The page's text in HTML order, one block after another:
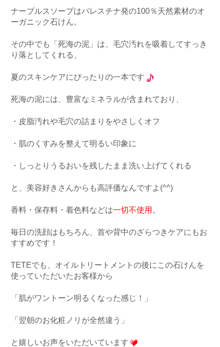
ナーブルスソープはパレスチナ発の100％天然素材のオ
ーガニック石けん。
その中でも「死海の泥」は、毛穴汚れを吸着してすっき
り落としてくれる、
夏のスキンケアにぴったりの一本です
死海の泥には、豊富なミネラルが含まれており、
・皮脂汚れや毛穴の詰まりをやさしくオフ
・肌のくすみを整えて明るい印象に
・しっとりうるおいを残したまま洗い上げてくれる
と、美容好きさんからも高評価なんですよ(^^)
香料・保存料・着色料などは一切不使用 。
毎日の洗顔はもちろん、首や背中のざらつきケアにもお
すすめです！
TETEでも、オイルトリートメントの後にこの石けんを
使っていただいたお客様から
「肌がワントーン明るくなった感じ！」
「翌朝のお化粧ノリが全然違う」
と嬉しいお声をいただいています